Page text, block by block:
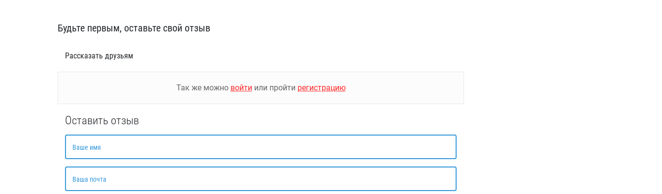
Будьте первым, оставьте свой отзыв
Рассказать друзьям
Так же можно войти или пройти регистрацию
Оставить отзыв
Ваше имя
Ваша почта